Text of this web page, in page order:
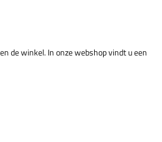
de winkel. In onze webshop vindt u een